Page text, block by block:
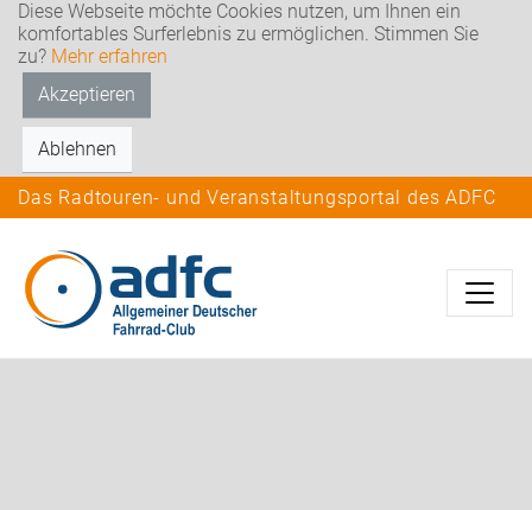
Diese Webseite möchte Cookies nutzen, um Ihnen ein
komfortables Surferlebnis zu ermöglichen. Stimmen Sie
zu? Mehr erfahren
Akzeptieren
Ablehnen
Das Radtouren- und Veranstaltungsportal des ADFC